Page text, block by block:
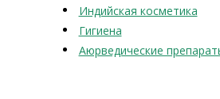
Индийская косметика
Гигиена
Аюрведические